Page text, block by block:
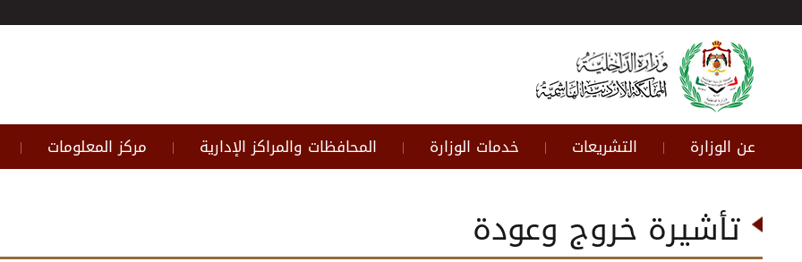
عن الوزارة | التشريعات | خدمات الوزارة | المحافظات والمراكز الإدارية | مركز المعلومات |
تأشيرة خروج وعودة